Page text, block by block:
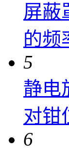
屏蔽
的频
5
静电
对钳
6